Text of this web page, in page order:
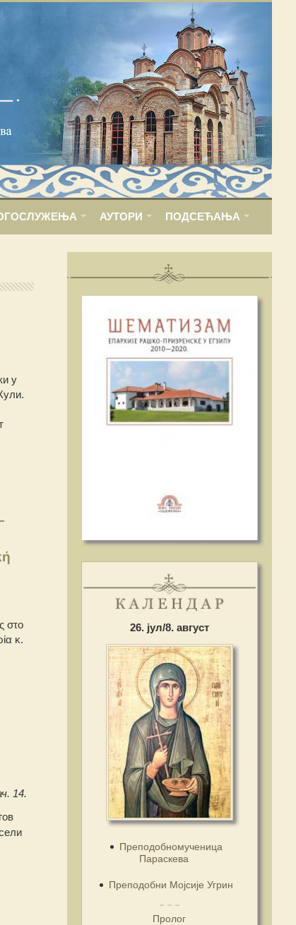
АУТОРИ ПОДСЕЋАЊА
у
στο
κ.
14.
26. јул/8. август
Преподобномученица
Параскева
Преподобни Мојсије Угрин
Пролог